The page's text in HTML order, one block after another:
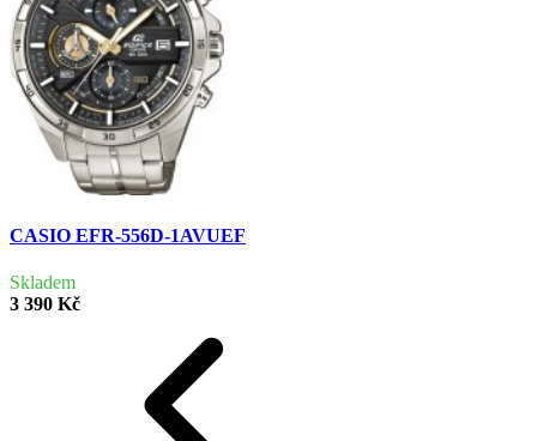
CASIO EFR-556D-1AVUEF
Skladem
3 390 Kč